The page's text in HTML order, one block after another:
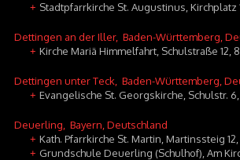
+ Stadtpfarrkirche St. Augustinus, Kirchplatz
Dettingen an der Iller, Baden-Württemberg,
+ Kirche Mariä Himmelfahrt, Schulstraße
Dettingen unter Teck , Baden-Württemberg,
+ Evangelische St. Georgskirche, Schulstr.
Deuerling , Bayern, Deutschland
+ Kath. Pfarrkirche St. Martin, Martinssteig
+ Grundschule Deuerling (Schulhof), Am